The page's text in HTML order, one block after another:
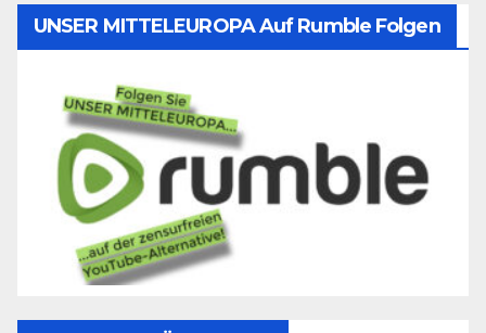
UNSER MITTELEUROPA Auf Rumble Folgen